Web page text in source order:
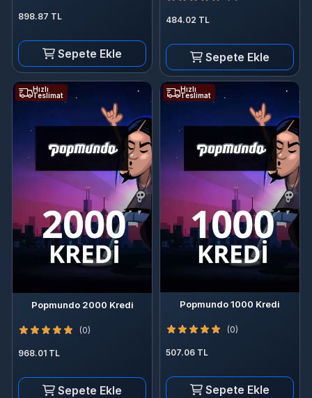
898.87 TL
Sepete Ekle
484.02 TL
Sepete Ekle
Hızlı
Teslimat
Popmundo 2000 Kredi
(0)
968.01 TL
Sepete Ekle
Hızlı
Teslimat
Popmundo 1000 Kredi
(0)
507.06 TL
Sepete Ekle